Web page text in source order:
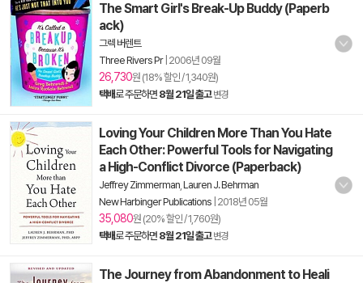
The Smart Girl's Break-Up Buddy (Paperb
ack)
그렉 버렌트
Three Rivers Pr 2006년 09월
26,730원 (18% 할인 / 1,340원)
택배로 주문하면 8월 21일 출고 변경
Loving Your Children More Than You Hate
Each Other: Powerful Tools for Navigating
a High-Conflict Divorce (Paperback)
Jeffrey Zimmerman Lauren J. Behrman
New Harbinger Publications 2018년 05월
35,080원 (20% 할인 / 1,760원)
택배로 주문하면 8월 21일 출고 변경
The Journey from Abandonment to Heali